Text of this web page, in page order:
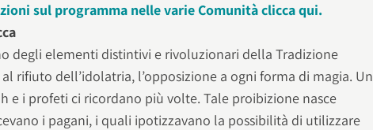
sul programma nelle varie Comunità clicca qui.
degli elementi distintivi e rivoluzionari della Tradizione
rifiuto dell’idolatria, l’opposizione a ogni forma di magia. Un
e i profeti ci ricordano più volte. Tale proibizione nasce
i pagani, i quali ipotizzavano la possibilità di utilizzare